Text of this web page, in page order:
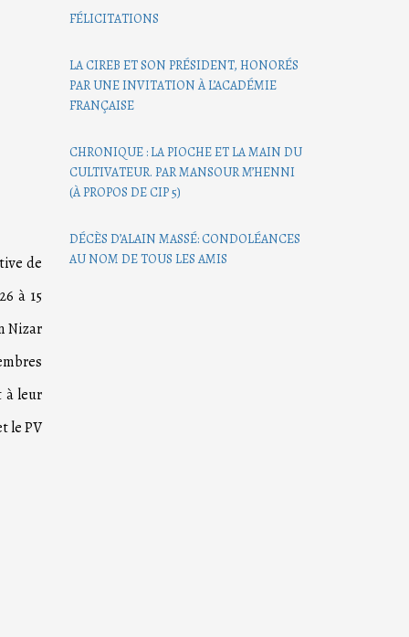
de
à 15
Nizar
à leur
le PV
FÉLICITATIONS
LA CIREB ET SON PRÉSIDENT, HONORÉS
PAR UNE INVITATION À L’ACADÉMIE
FRANÇAISE
CHRONIQUE : LA PIOCHE ET LA MAIN DU
CULTIVATEUR. PAR MANSOUR M’HENNI
(À PROPOS DE CIP 5)
DÉCÈS D’ALAIN MASSÉ: CONDOLÉANCES
AU NOM DE TOUS LES AMIS